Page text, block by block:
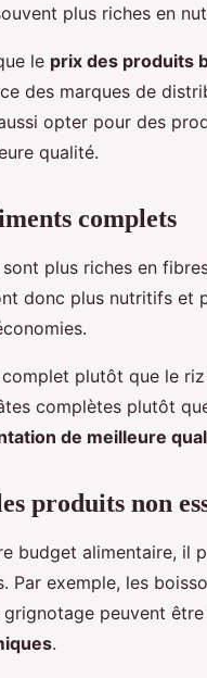
plus riches en
le prix des produits
des marques de
opter pour des
qualité.
complets
plus riches en
donc plus nutritifs et
plutôt que le
complètes plutôt
de meilleure
produits non
budget alimentaire, il
Par exemple, les
peuvent
.